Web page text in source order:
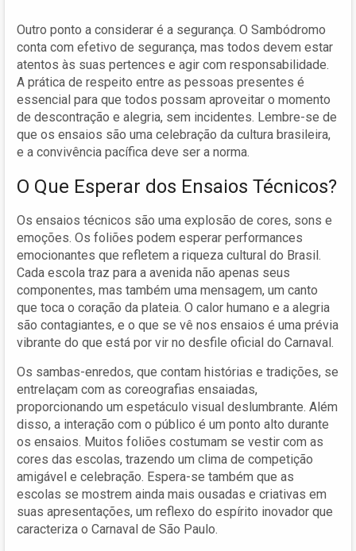
Outro ponto a considerar é a segurança. O Sambódromo
conta com efetivo de segurança, mas todos devem estar
atentos às suas pertences e agir com responsabilidade.
A prática de respeito entre as pessoas presentes é
essencial para que todos possam aproveitar o momento
de descontração e alegria, sem incidentes. Lembre-se de
que os ensaios são uma celebração da cultura brasileira,
e a convivência pacífica deve ser a norma.
O Que Esperar dos Ensaios Técnicos?
Os ensaios técnicos são uma explosão de cores, sons e
emoções. Os foliões podem esperar performances
emocionantes que refletem a riqueza cultural do Brasil.
Cada escola traz para a avenida não apenas seus
componentes, mas também uma mensagem, um canto
que toca o coração da plateia. O calor humano e a alegria
são contagiantes, e o que se vê nos ensaios é uma prévia
vibrante do que está por vir no desfile oficial do Carnaval.
Os sambas-enredos, que contam histórias e tradições, se
entrelaçam com as coreografias ensaiadas,
proporcionando um espetáculo visual deslumbrante. Além
disso, a interação com o público é um ponto alto durante
os ensaios. Muitos foliões costumam se vestir com as
cores das escolas, trazendo um clima de competição
amigável e celebração. Espera-se também que as
escolas se mostrem ainda mais ousadas e criativas em
suas apresentações, um reflexo do espírito inovador que
caracteriza o Carnaval de São Paulo.